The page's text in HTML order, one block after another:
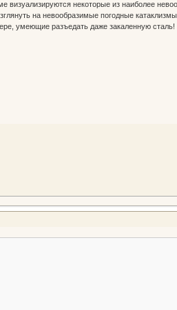
визуализируются некоторые из наиболее
на невообразимые погодные
умеющие разъедать даже закаленную сталь!